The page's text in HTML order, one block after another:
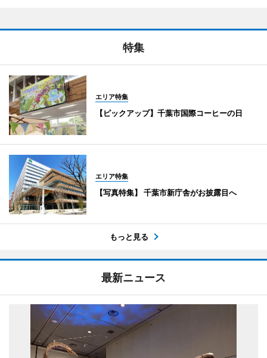
特集
エリア特集
【ピックアップ】千葉市国際コーヒーの日
エリア特集
【写真特集】 千葉市新庁舎がお披露目へ
もっと見る
最新ニュース